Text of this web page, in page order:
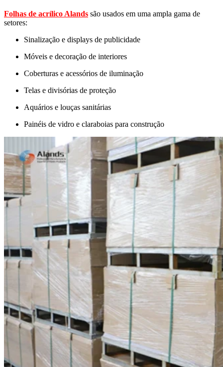
Folhas de acrílico Alands são usados em uma ampla gama de
setores:
Sinalização e displays de publicidade
Móveis e decoração de interiores
Coberturas e acessórios de iluminação
Telas e divisórias de proteção
Aquários e louças sanitárias
Painéis de vidro e claraboias para construção